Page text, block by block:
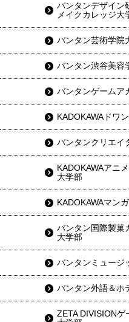
バンタンデザイン
メイクカレッジ大
バンタン芸術学院
バンタン渋谷美容
バンタンゲームア
KADOKAWAドワ
バンタンクリエイ
KADOKAWAアニ
大学部
KADOKAWAマン
バンタン国際製菓
大学部
バンタンミュージ
バンタン外語＆ホ
ZETA DIVISIONゲ